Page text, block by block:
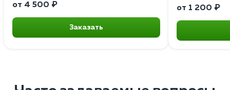
от 4 500 ₽
Заказать
от 1 200 ₽